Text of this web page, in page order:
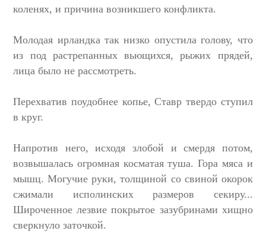
коленях, и причина возникшего конфликта.
Молодая ирландка так низко опустила голову, что
из под растрепанных вьющихся, рыжих прядей,
лица было не рассмотреть.
Перехватив поудобнее копье, Ставр твердо ступил
в круг.
Напротив него, исходя злобой и смердя потом,
возвышалась огромная косматая туша. Гора мяса и
мышц. Могучие руки, толщиной со свиной окорок
сжимали исполинских размеров секиру...
Широченное лезвие покрытое зазубринами хищно
сверкнуло заточкой.